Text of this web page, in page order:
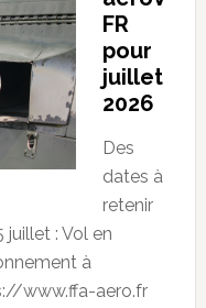
FR
pour
juillet
2026
Des
dates à
retenir
: Vol en
à
www.ffa-aero.fr